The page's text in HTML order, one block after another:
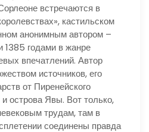
встречаются в
кастильском
анонимным автором –
годами в жанре
впечатлений. Автор
источников, его
от Пиренейского
острова Явы. Вот только,
трудам, там в
соединены правда